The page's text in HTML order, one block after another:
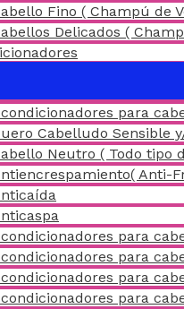
Fino ( Champú de
Delicados (
para
Cabelludo Sensible
Neutro ( Todo tipo
Anti-
para
para
para
para